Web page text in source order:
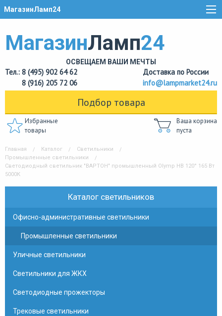
МагазинЛамп24
МагазинЛамп24
ОСВЕЩАЕМ ВАШИ МЕЧТЫ
Тел.: 8 (495) 902 64 62
8 (916) 205 72 06
Доставка по России
info@lampmarket24.ru
Подбор товара
Избранные
товары
Ваша корзина
пуста
Главная Каталог
Светильники
Промышленные светильники
Светодиодный светильник "ВАРТОН" промышленный Olymp HB 120° 165 Вт
5000К
Каталог светильников
Офисно-административные светильники
Промышленные светильники
Уличные светильники
Светильники для ЖКХ
Светодиодные прожекторы
Трековые светильники